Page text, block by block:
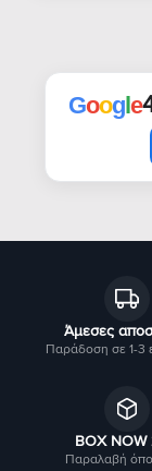
Άμεσες
Παράδοση σε 1-3
BOX NOW
Παραλαβή
Googl e